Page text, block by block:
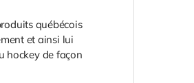
québécois
et ainsi lui
hockey de façon